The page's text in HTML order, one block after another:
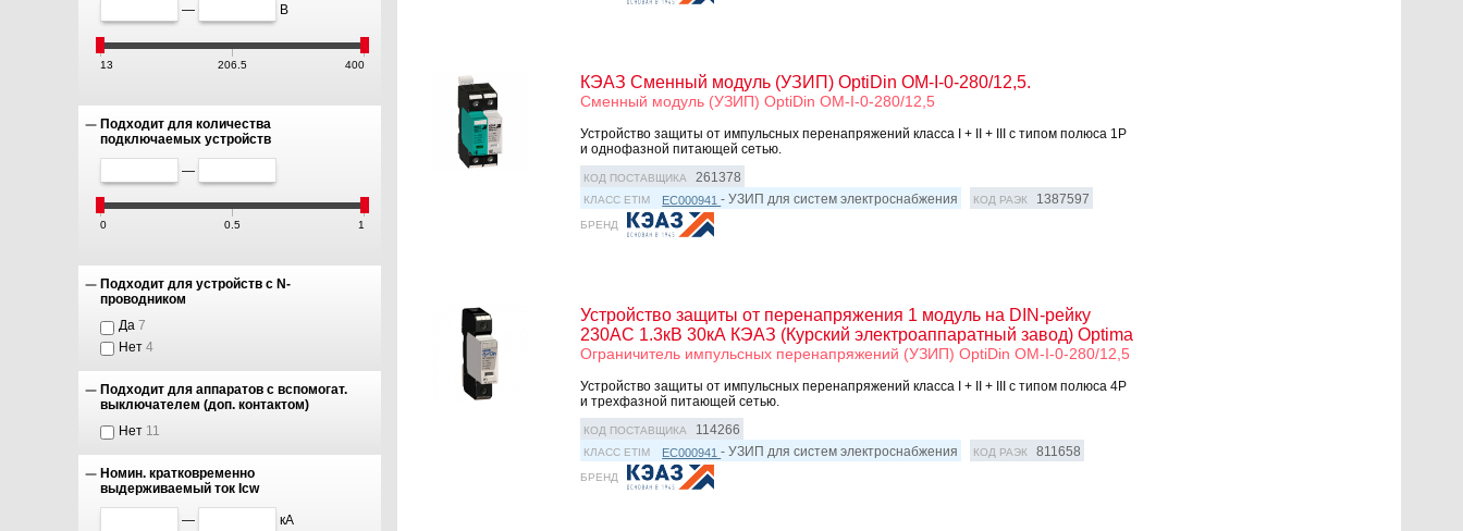
— В
13 206.5 400
Подходит для количества
подключаемых устройств
—
0 0.5 1
Подходит для устройств с N-
проводником
Да 7
Нет 4
Подходит для аппаратов с вспомогат.
выключателем (доп. контактом)
Нет 11
Номин. кратковременно
выдерживаемый ток Icw
— кА
КЭАЗ Сменный модуль (УЗИП) OptiDin OM-I-0-280/12,5.
Сменный модуль (УЗИП) OptiDin OM-I-0-280/12,5
Устройство защиты от импульсных перенапряжений класса I + II + III с типом полюса 1P
и однофазной питающей сетью.
КОД ПОСТАВЩИКА 261378
КЛАСС ETIM EC000941- УЗИП для систем электроснабжения КОД РАЭК 1387597
БРЕНД
Устройство защиты от перенапряжения 1 модуль на DIN-рейку
230AC 1.3кВ 30кА КЭАЗ (Курский электроаппаратный завод) Optima
Ограничитель импульсных перенапряжений (УЗИП) OptiDin OM-I-0-280/12,5
Устройство защиты от импульсных перенапряжений класса I + II + III с типом полюса 4P
и трехфазной питающей сетью.
КОД ПОСТАВЩИКА 114266
КЛАСС ETIM EC000941- УЗИП для систем электроснабжения КОД РАЭК 811658
БРЕНД